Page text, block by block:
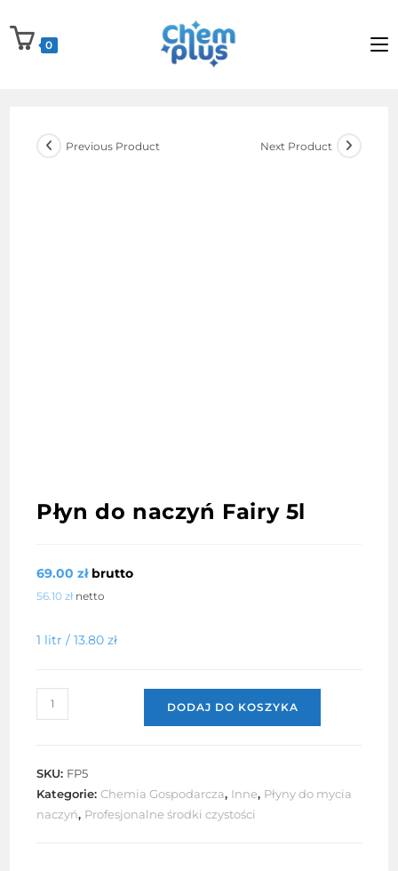
to
content
0
Previous Product Next Product
Płyn do naczyń Fairy 5l
69.00złbrutto
56.10 zł netto
1 litr / 13.80zł
ilość
Płyn
DODAJ DO KOSZYKA
SKU: FP5
Kategorie:Chemia Gospodarcza, Inne, Płyny do mycia
naczyń, Profesjonalne środki czystości